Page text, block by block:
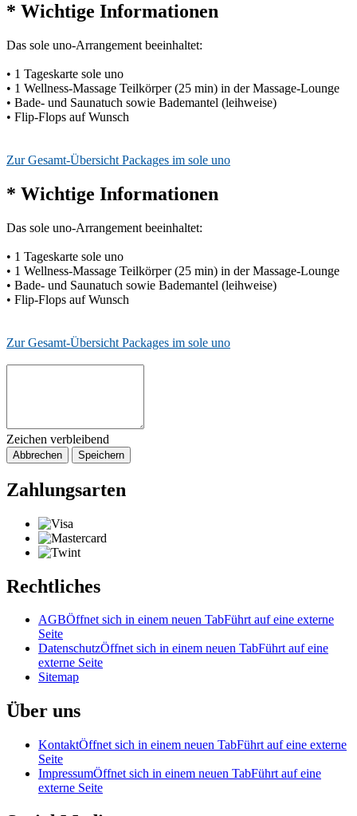
* Wichtige Informationen
Das sole uno-Arrangement beeinhaltet:
• 1 Tageskarte sole uno
• 1 Wellness-Massage Teilkörper (25 min) in der Massage-Lounge
• Bade- und Saunatuch sowie Bademantel (leihweise)
• Flip-Flops auf Wunsch
Zur Gesamt-Übersicht Packages im sole uno
* Wichtige Informationen
Das sole uno-Arrangement beeinhaltet:
• 1 Tageskarte sole uno
• 1 Wellness-Massage Teilkörper (25 min) in der Massage-Lounge
• Bade- und Saunatuch sowie Bademantel (leihweise)
• Flip-Flops auf Wunsch
Zur Gesamt-Übersicht Packages im sole uno
Zeichen verbleibend
Abbrechen Speichern
Zahlungsarten
Rechtliches
AGBÖffnet sich in einem neuen TabFührt auf eine externe
Seite
DatenschutzÖffnet sich in einem neuen TabFührt auf eine
externe Seite
Sitemap
Über uns
KontaktÖffnet sich in einem neuen TabFührt auf eine externe
Seite
ImpressumÖffnet sich in einem neuen TabFührt auf eine
externe Seite